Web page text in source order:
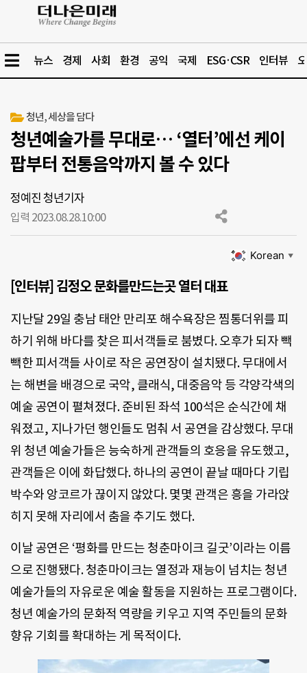
뉴스 경제 사회 환경 공익 국제 ESG·CSR 인터뷰
청년, 세상을 담다
청년예술가를 무대로… ‘열터’에선 케이
팝부터 전통음악까지 볼 수 있다
정예진 청년기자
입력 2023.08.28.10:00
Korean ▼
[인터뷰] 김정오 문화를만드는곳 열터 대표
지난달 29일 충남 태안 만리포 해수욕장은 찜통더위를 피
하기 위해 바다를 찾은 피서객들로 붐볐다. 오후가 되자 빽
빽한 피서객들 사이로 작은 공연장이 설치됐다. 무대에서
는 해변을 배경으로 국악, 클래식, 대중음악 등 각양각색의
예술 공연이 펼쳐졌다. 준비된 좌석 100석은 순식간에 채
워졌고, 지나가던 행인들도 멈춰 서 공연을 감상했다. 무대
위 청년 예술가들은 능숙하게 관객들의 호응을 유도했고,
관객들은 이에 화답했다. 하나의 공연이 끝날 때마다 기립
박수와 앙코르가 끊이지 않았다. 몇몇 관객은 흥을 가라앉
히지 못해 자리에서 춤을 추기도 했다.
이날 공연은 ‘평화를 만드는 청춘마이크 길굿’이라는 이름
으로 진행됐다. 청춘마이크는 열정과 재능이 넘치는 청년
예술가들의 자유로운 예술 활동을 지원하는 프로그램이다.
청년 예술가의 문화적 역량을 키우고 지역 주민들의 문화
향유 기회를 확대하는 게 목적이다.